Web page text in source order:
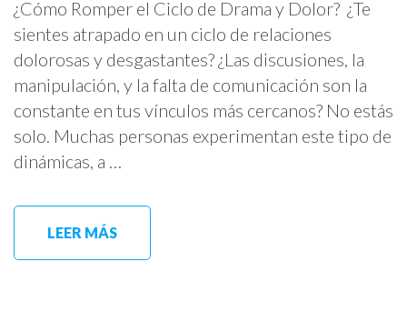
¿Cómo Romper el Ciclo de Drama y Dolor? ¿Te
sientes atrapado en un ciclo de relaciones
dolorosas y desgastantes? ¿Las discusiones, la
manipulación, y la falta de comunicación son la
constante en tus vínculos más cercanos? No estás
solo. Muchas personas experimentan este tipo de
dinámicas, a …
LEER MÁS